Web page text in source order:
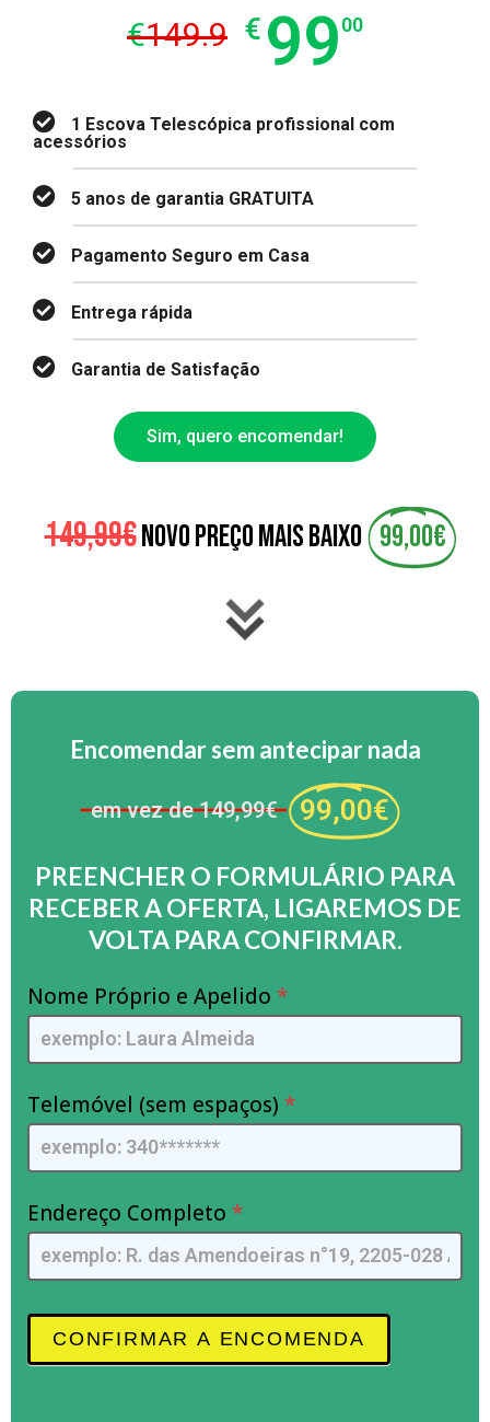
€149.9 € 9900
1 Escova Telescópica profissional com
acessórios
5 anos de garantia GRATUITA
Pagamento Seguro em Casa
Entrega rápida
Garantia de Satisfação
Sim, quero encomendar!
149,99€NOVO PREÇO MAIS BAIXO99,00€
Encomendar sem antecipar nada
em vez de 149,99€ 99,00€
PREENCHER O FORMULÁRIO PARA
RECEBER A OFERTA, LIGAREMOS DE
VOLTA PARA CONFIRMAR.
Hydrocleaner
-
PT
Isla
-
Nome Próprio e Apelido *
Telemóvel (sem espaços) *
Endereço Completo *
CONFIRMAR A ENCOMENDA